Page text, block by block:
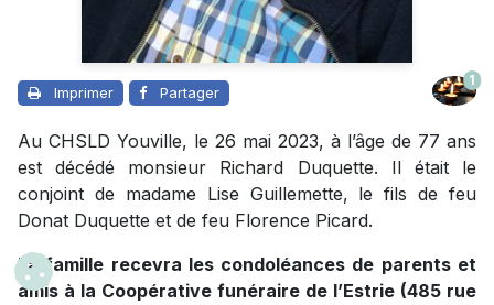
Imprimer Partager
1
Au CHSLD Youville, le 26 mai 2023, à l’âge de 77 ans
est décédé monsieur Richard Duquette. Il était le
conjoint de madame Lise Guillemette, le fils de feu
Donat Duquette et de feu Florence Picard.
La famille recevra les condoléances de parents et
amis à la Coopérative funéraire de l’Estrie (485 rue